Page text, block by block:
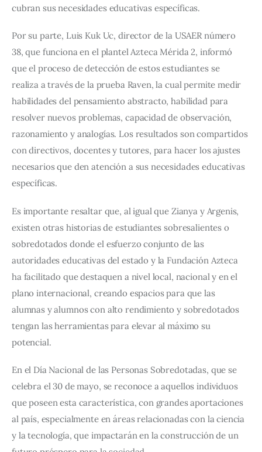
cubran sus necesidades educativas específicas.
Por su parte, Luis Kuk Uc, director de la USAER número
38, que funciona en el plantel Azteca Mérida 2, informó
que el proceso de detección de estos estudiantes se
realiza a través de la prueba Raven, la cual permite medir
habilidades del pensamiento abstracto, habilidad para
resolver nuevos problemas, capacidad de observación,
razonamiento y analogías. Los resultados son compartidos
con directivos, docentes y tutores, para hacer los ajustes
necesarios que den atención a sus necesidades educativas
específicas.
Es importante resaltar que, al igual que Zianya y Argenis,
existen otras historias de estudiantes sobresalientes o
sobredotados donde el esfuerzo conjunto de las
autoridades educativas del estado y la Fundación Azteca
ha facilitado que destaquen a nivel local, nacional y en el
plano internacional, creando espacios para que las
alumnas y alumnos con alto rendimiento y sobredotados
tengan las herramientas para elevar al máximo su
potencial.
En el Día Nacional de las Personas Sobredotadas, que se
celebra el 30 de mayo, se reconoce a aquellos individuos
que poseen esta característica, con grandes aportaciones
al país, especialmente en áreas relacionadas con la ciencia
y la tecnología, que impactarán en la construcción de un